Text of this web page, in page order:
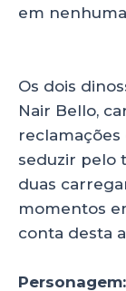
em
Os dois
Nair Bello,
reclamações
seduzir pelo
duas
momentos
conta desta